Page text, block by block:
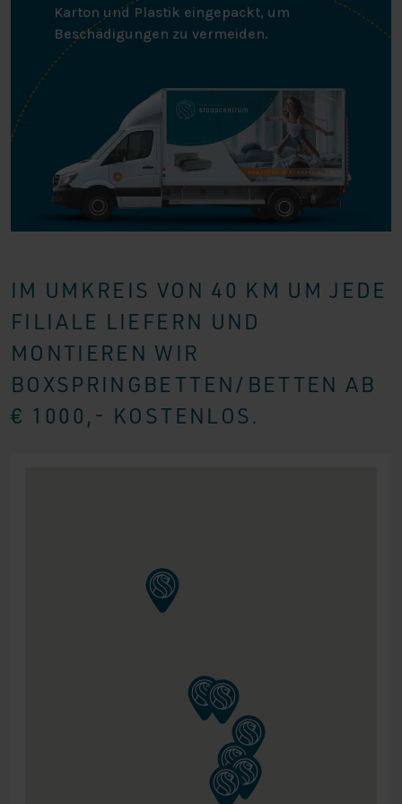
Karton und Plastik eingepackt, um
Beschädigungen zu vermeiden.
IM UMKREIS VON 40 KM UM JEDE
FILIALE LIEFERN UND
MONTIEREN WIR
BOXSPRINGBETTEN/BETTEN AB
€ 1000,- KOSTENLOS.